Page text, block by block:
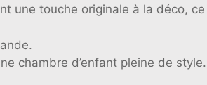
une touche originale à la déco,
chambre d’enfant pleine de style.